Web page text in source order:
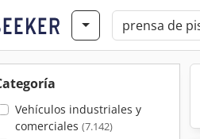
Vehículos industriales y
comerciales (7.142)